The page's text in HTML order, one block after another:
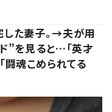
した妻子。→夫が用
”を見ると…「英才
闘魂こめられてる